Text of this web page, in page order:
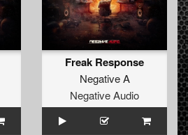
Freak Response
Negative A
Negative Audio